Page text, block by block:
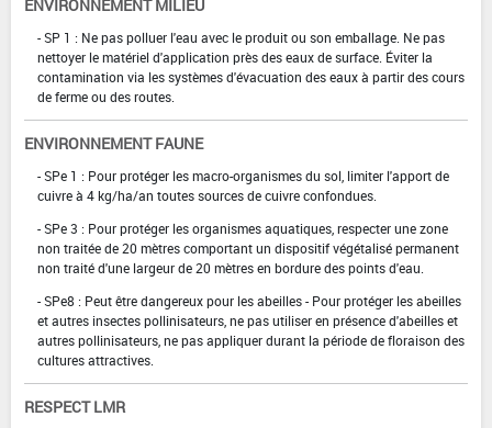
ENVIRONNEMENT MILIEU
- SP 1 : Ne pas polluer l'eau avec le produit ou son emballage. Ne pas
nettoyer le matériel d'application près des eaux de surface. Éviter la
contamination via les systèmes d'évacuation des eaux à partir des cours
de ferme ou des routes.
ENVIRONNEMENT FAUNE
- SPe 1 : Pour protéger les macro-organismes du sol, limiter l'apport de
cuivre à 4 kg/ha/an toutes sources de cuivre confondues.
- SPe 3 : Pour protéger les organismes aquatiques, respecter une zone
non traitée de 20 mètres comportant un dispositif végétalisé permanent
non traité d'une largeur de 20 mètres en bordure des points d'eau.
- SPe8 : Peut être dangereux pour les abeilles - Pour protéger les abeilles
et autres insectes pollinisateurs, ne pas utiliser en présence d'abeilles et
autres pollinisateurs, ne pas appliquer durant la période de floraison des
cultures attractives.
RESPECT LMR